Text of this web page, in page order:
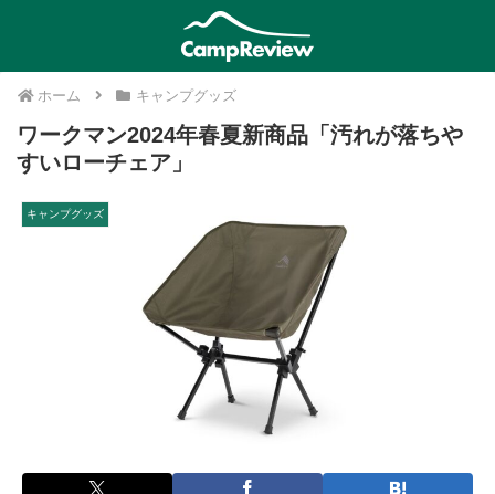
ホーム キャンプグッズ
ワークマン2024年春夏新商品「汚れが落ちや
すいローチェア」
キャンプグッズ